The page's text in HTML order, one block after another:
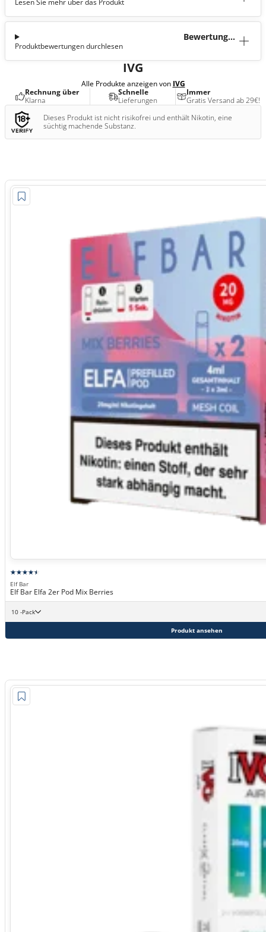
Lesen Sie mehr über das Produkt
Bewertunge
Produktbewertungen durchlesen
IVG
Alle Produkte anzeigen von IVG
Rechnung über
Klarna
Schnelle
Lieferungen
Immer
Gratis Versand ab 29€!
Dieses Produkt ist nicht risikofrei und enthält Nikotin, eine
süchtig machende Substanz.
Elf Bar
Elf Bar Elfa 2er Pod Mix Berries
10 -Pack
Produkt ansehen